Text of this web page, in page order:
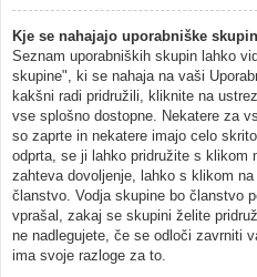
Kje se nahajajo uporabniške
Seznam uporabniških skupin lahko
skupine", ki se nahaja na vaši
kakšni radi pridružili, kliknite na
vse splošno dostopne. Nekatere za
so zaprte in nekatere imajo celo
odprta, se ji lahko pridružite s klikom
zahteva dovoljenje, lahko s klikom
članstvo. Vodja skupine bo članstvo
vprašal, zakaj se skupini želite
ne nadlegujete, če se odloči zavrniti
ima svoje razloge za to.